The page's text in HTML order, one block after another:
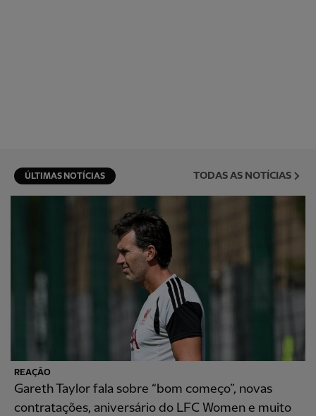
ÚLTIMAS NOTÍCIAS TODAS AS NOTÍCIAS
REAÇÃO
Gareth Taylor fala sobre “bom começo”, novas
contratações, aniversário do LFC Women e muito